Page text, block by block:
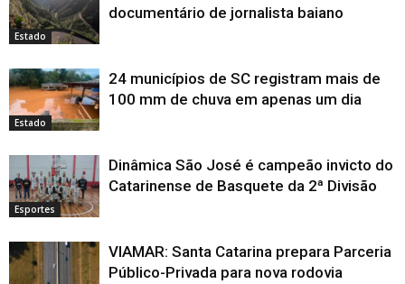
Estado
documentário de jornalista baiano
Estado
24 municípios de SC registram mais de
100 mm de chuva em apenas um dia
Esportes
Dinâmica São José é campeão invicto do
Catarinense de Basquete da 2ª Divisão
VIAMAR: Santa Catarina prepara Parceria
Público-Privada para nova rodovia